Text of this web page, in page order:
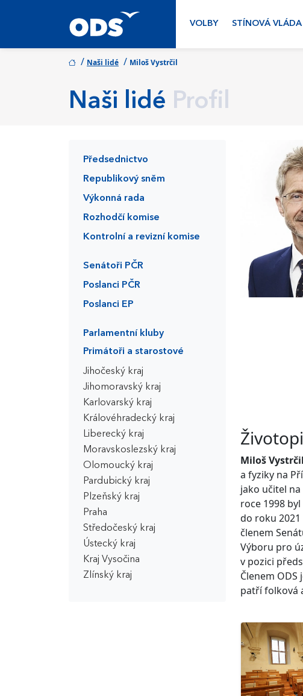
VOLBY STÍNOVÁ VLÁDA
/ Naši lidé / Miloš Vystrčil
Naši lidé Profil
Předsednictvo
Republikový sněm
Výkonná rada
Rozhodčí komise
Kontrolní a revizní komise
Senátoři PČR
Poslanci PČR
Poslanci EP
Parlamentní kluby
Primátoři a starostové
Jihočeský kraj
Jihomoravský kraj
Karlovarský kraj
Královéhradecký kraj
Liberecký kraj
Moravskoslezský kraj
Olomoucký kraj
Pardubický kraj
Plzeňský kraj
Praha
Středočeský kraj
Ústecký kraj
Kraj Vysočina
Zlínský kraj
Miloš Vystrčil
a fyziky na
jako učitel
roce 1998
do roku 2021
členem
Výboru pro
v pozici
Členem
patří folková